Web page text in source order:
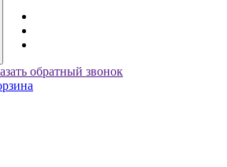
обратный звонок